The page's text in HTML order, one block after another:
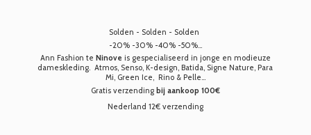
Solden - Solden - Solden
-20% -30% -40% -50%...
Ann Fashion te Ninove is gespecialiseerd in jonge en modieuze
dameskleding. Atmos, Senso, K-design, Batida, Signe Nature, Para
Mi, Green Ice, Rino & Pelle...
Gratis verzending bij aankoop 100€
Nederland 12€ verzending